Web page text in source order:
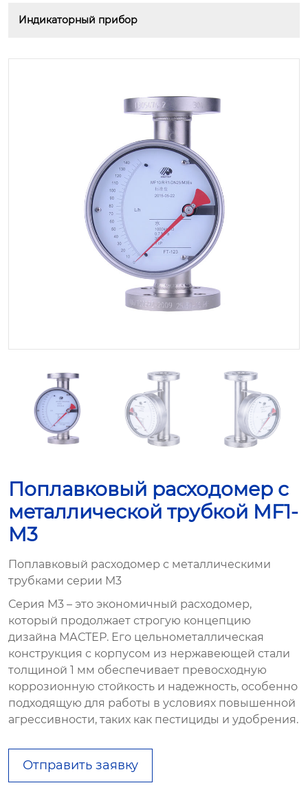
Индикаторный прибор
Поплавковый расходомер с
металлической трубкой MF1-
M3
Поплавковый расходомер с металлическими
трубками серии M3
Серия M3 – это экономичный расходомер,
который продолжает строгую концепцию
дизайна МАСТЕР. Его цельнометаллическая
конструкция с корпусом из нержавеющей стали
толщиной 1 мм обеспечивает превосходную
коррозионную стойкость и надежность, особенно
подходящую для работы в условиях повышенной
агрессивности, таких как пестициды и удобрения.
Отправить заявку